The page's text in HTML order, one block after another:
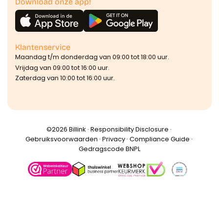
Klantenservice
Maandag t/m donderdag van 09:00 tot 18:00 uur.
Vrijdag van 09:00 tot 16:00 uur.
Zaterdag van 10:00 tot 16:00 uur.
©️2026 Billink · Responsibility Disclosure ·
Gebruiksvoorwaarden · Privacy· Compliance Guide ·
Gedragscode BNPL